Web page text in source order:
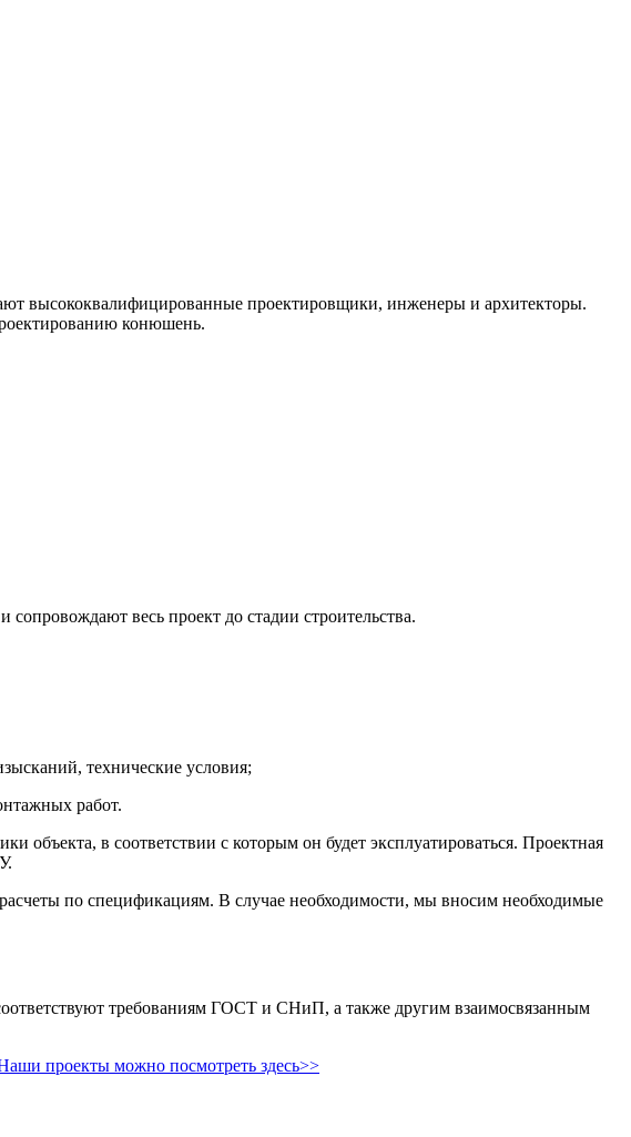
высококвалифицированные проектировщики, инженеры и архитекторы.
конюшень.
весь проект до стадии строительства.
технические условия;
работ.
объекта, в соответствии с которым он будет эксплуатироваться. Проектная
по спецификациям. В случае необходимости, мы вносим необходимые
требованиям ГОСТ и СНиП, а также другим взаимосвязанным
проекты можно посмотреть здесь>>